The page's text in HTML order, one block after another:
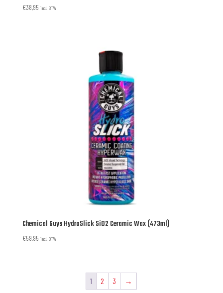
€38,95 incl. BTW
Chemical Guys HydroSlick SiO2 Ceramic Wax (473ml)
€59,95 incl. BTW
1 2 3 →